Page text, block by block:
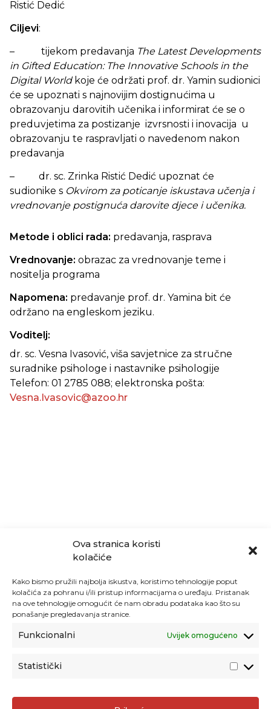
Ova stranica koristi
kolačiće
Kako bismo pružili najbolja iskustva, koristimo tehnologije poput
kolačića za pohranu i/ili pristup informacijama o uređaju. Pristanak
na ove tehnologije omogućit će nam obradu podataka kao što su
ponašanje pregledavanja stranice.
Funkcionalni Uvijek omogućeno
Statistički
Ristić Dedić
Ciljevi:
– tijekom predavanja The Latest Developments
in Gifted Education: The Innovative Schools in the
Digital Worldkoje će održati prof. dr. Yamin sudionici
će se upoznati s najnovijim dostignućima u
obrazovanju darovitih učenika i informirat će se o
preduvjetima za postizanje izvrsnosti i inovacija u
obrazovanju te raspravljati o navedenom nakon
predavanja
– dr. sc. Zrinka Ristić Dedić upoznat će
sudionike s Okvirom za poticanje iskustava učenja i
vrednovanje postignuća darovite djece i učenika.
Metode i oblici rada: predavanja, rasprava
Vrednovanje: obrazac za vrednovanje teme i
nositelja programa
Napomena: predavanje prof. dr. Yamina bit će
održano na engleskom jeziku.
Voditelj:
dr. sc. Vesna Ivasović, viša savjetnice za stručne
suradnike psihologe i nastavnike psihologije
Telefon: 01 2785 088; elektronska pošta:
Vesna.Ivasovic@azoo.hr